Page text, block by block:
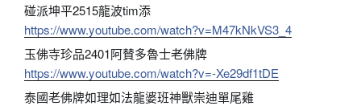
碰派坤平2515龍波tim添
https://www.youtube.com/watch?v=M47kNkVS3_4
玉佛寺珍品2401阿賛多魯士老佛牌
https://www.youtube.com/watch?v=-Xe29df1tDE
泰國老佛牌如理如法龍婆班神獸崇迪單尾雞